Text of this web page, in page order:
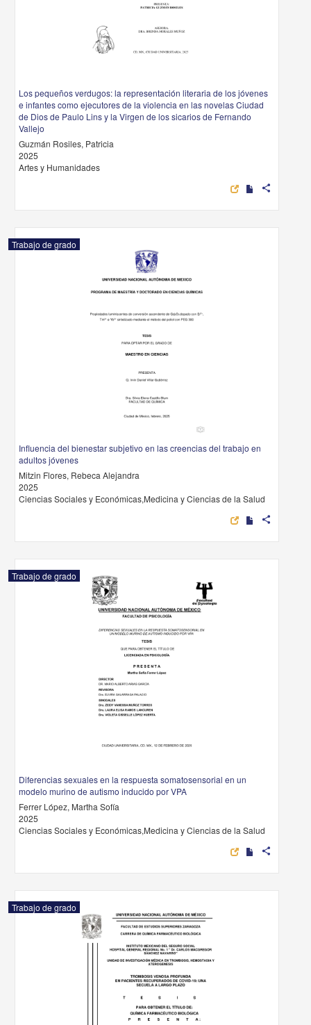
Los pequeños verdugos: la representación literaria de los jóvenes
e infantes como ejecutores de la violencia en las novelas Ciudad
de Dios de Paulo Lins y la Virgen de los sicarios de Fernando
Vallejo
Guzmán Rosiles, Patricia
2025
Artes y Humanidades
share
Trabajo de grado
Influencia del bienestar subjetivo en las creencias del trabajo en
adultos jóvenes
Mitzin Flores, Rebeca Alejandra
2025
Ciencias Sociales y Económicas,Medicina y Ciencias de la Salud
share
Trabajo de grado
Diferencias sexuales en la respuesta somatosensorial en un
modelo murino de autismo inducido por VPA
Ferrer López, Martha Sofía
2025
Ciencias Sociales y Económicas,Medicina y Ciencias de la Salud
share
Trabajo de grado